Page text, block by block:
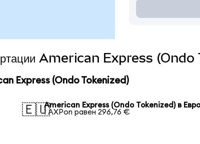
American Express
Express (Ondo Tokenized)
🇪🇺American Express (Ondo Tokenized) в
1 AXPon равен 296,76 €